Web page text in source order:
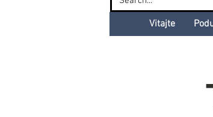
Vitajte